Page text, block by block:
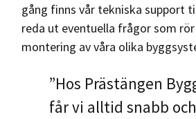
gång finns vår tekniska support
reda ut eventuella frågor som
montering av våra olika
”Hos Prästängen
får vi alltid snabb